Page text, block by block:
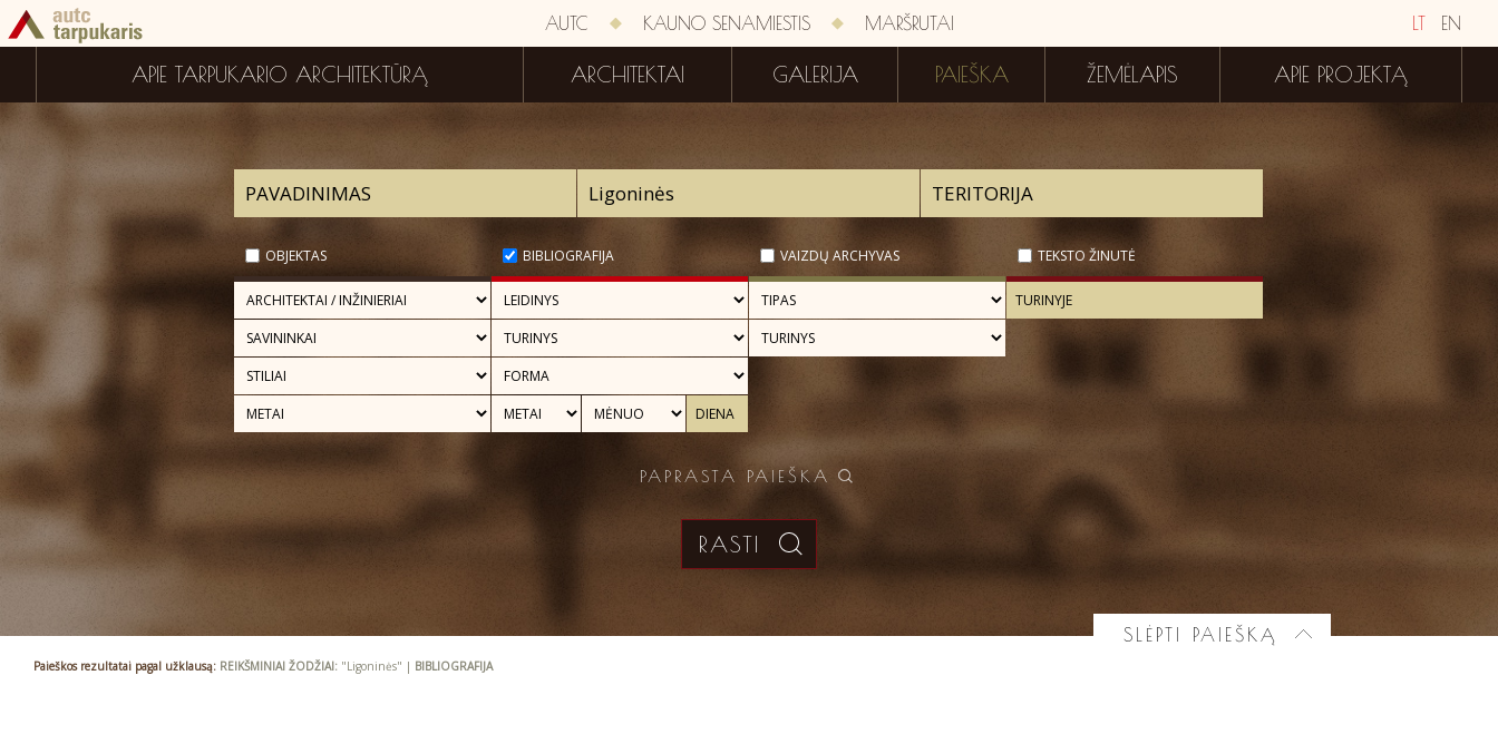
LT EN
AUTC KAUNO SENAMIESTIS MARŠRUTAI
APIE TARPUKARIO ARCHITEKTŪRĄ ARCHITEKTAI GALERIJA PAIEŠKA ŽEMĖLAPIS APIE PROJEKTĄ
OBJEKTAS BIBLIOGRAFIJA VAIZDŲ ARCHYVAS TEKSTO ŽINUTĖ
PAPRASTA PAIEŠKA
SLĖPTI PAIEŠKĄ
Paieškos rezultatai pagal užklausą: REIKŠMINIAI ŽODŽIAI: "Ligoninės" | BIBLIOGRAFIJA